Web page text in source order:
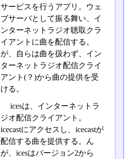
サービスを行うアプリ。ウェ
ブサーバとして振る舞い、イ
ンターネットラジオ聴取クラ
イアントに曲を配信する。
が、自らは曲を扱わず、イン
ターネットラジオ配信クライ
アント(？)から曲の提供を受
ける。
icesは、インターネットラ
ジオ配信クライアント。
icecastにアクセスし、icecastが
配信する曲を提供する。ん
が、icesはバージョン2から